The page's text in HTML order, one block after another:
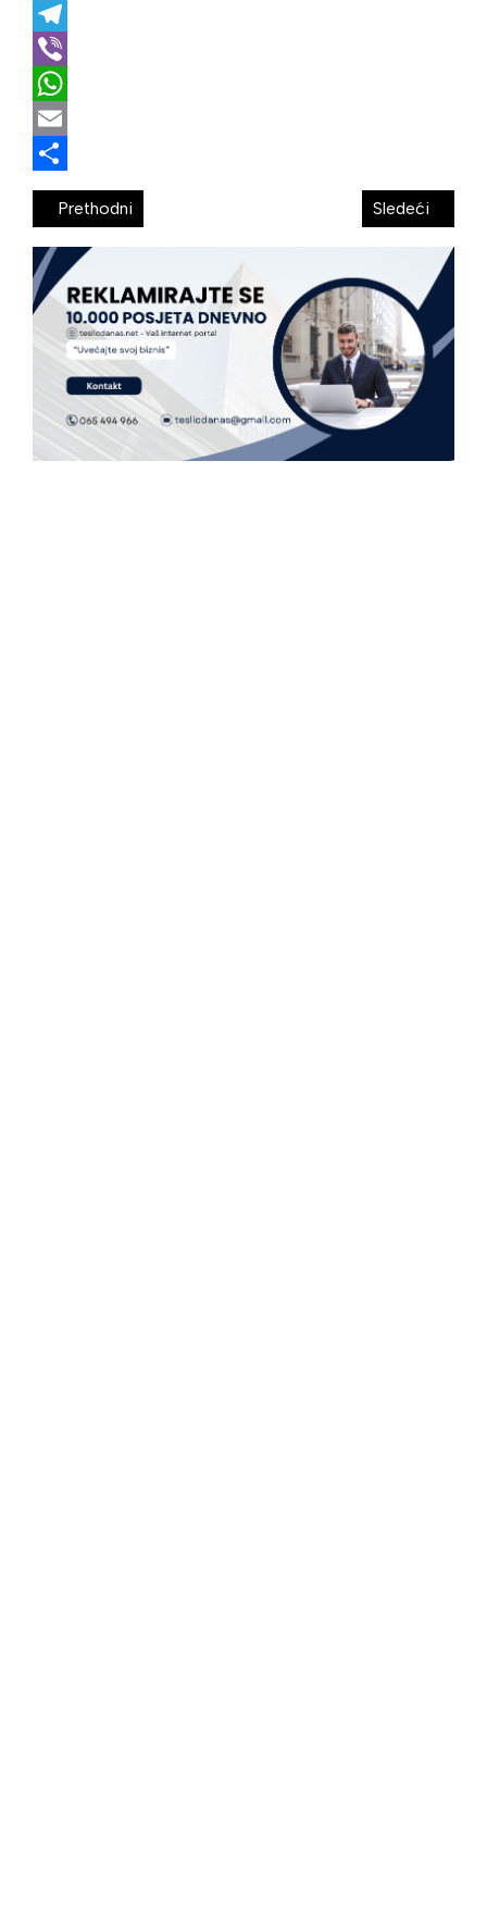
X
Telegram
Viber
WhatsApp
Email
Share
Prethodni Sledeći